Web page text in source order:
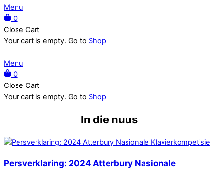
Menu
0
Close Cart
Your cart is empty. Go to Shop
Menu
0
Close Cart
Your cart is empty. Go to Shop
In die nuus
Persverklaring: 2024 Atterbury Nasionale